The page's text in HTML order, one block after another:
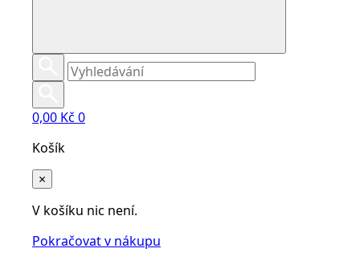
0,00 Kč 0
Košík
×
V košíku nic není.
Pokračovat v nákupu